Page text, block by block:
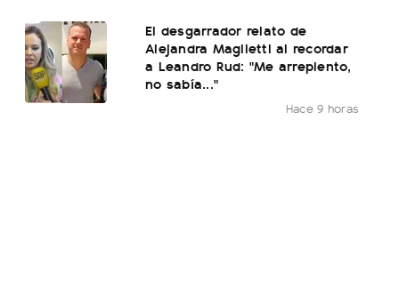
El desgarrador relato de
Alejandra Maglietti al recordar
a Leandro Rud: "Me arrepiento,
no sabía..."
Hace 9 horas